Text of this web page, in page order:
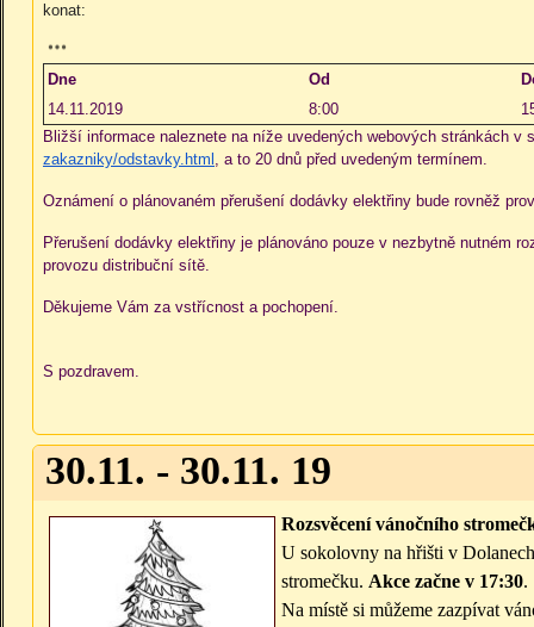
konat:
Dne Od
14.11.2019
8:00
Bližší informace naleznete na níže uvedených webových stránkách
zakazniky/odstavky.html , a to 20 dnů před uvedeným termínem.
Oznámení o plánovaném přerušení dodávky elektřiny bude rovněž
Přerušení dodávky elektřiny je plánováno pouze v nezbytně nutném
provozu distribuční sítě.
Děkujeme Vám za vstřícnost a pochopení.
S pozdravem.
30.11. - 30.11. 19
Rozsvěcení vánočního
U sokolovny na hřišti v
stromečku. Akce začne v 17:30.
Na místě si můžeme zazpívat